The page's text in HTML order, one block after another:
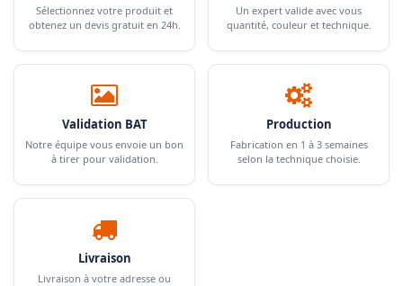
Sélectionnez votre produit et
obtenez un devis gratuit en 24h.
Un expert valide avec vous
quantité, couleur et technique.
Validation BAT
Notre équipe vous envoie un bon
à tirer pour validation.
Production
Fabrication en 1 à 3 semaines
selon la technique choisie.
Livraison
Livraison à votre adresse ou